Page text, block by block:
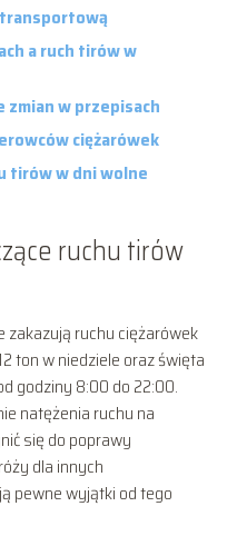
transportową
a ruch tirów w
w przepisach
ciężarówek
tirów w dni wolne
ruchu tirów
ruchu ciężarówek
ton w niedziele oraz święta
godziny 8:00 do 22:00.
natężenia ruchu na
się do poprawy
dla innych
pewne wyjątki od tego